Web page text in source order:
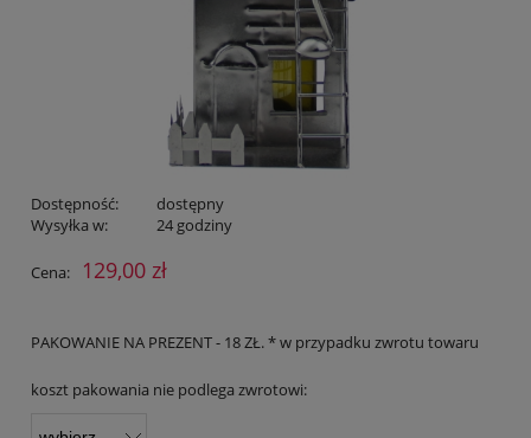
Dostępność:
dostępny
Wysyłka w:
24 godziny
Cena: 129,00 zł
PAKOWANIE NA PREZENT - 18 ZŁ. * w przypadku zwrotu towaru
koszt pakowania nie podlega zwrotowi: